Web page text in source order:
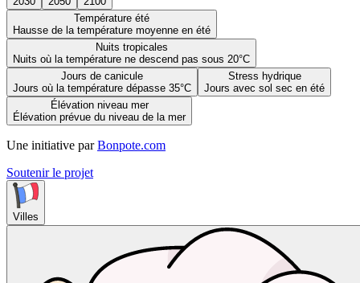
Température été
Hausse de la température moyenne en été
Nuits tropicales
Nuits où la température ne descend pas sous 20°C
Jours de canicule
Jours où la température dépasse 35°C
Stress hydrique
Jours avec sol sec en été
Élévation niveau mer
Élévation prévue du niveau de la mer
Une initiative par Bonpote.com
Soutenir le projet
Villes